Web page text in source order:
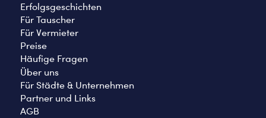
Erfolgsgeschichten
Für Tauscher
Für Vermieter
Preise
Häufige Fragen
Über uns
Für Städte & Unternehmen
Partner und Links
AGB